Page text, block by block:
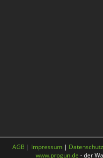
AGB | Impressum | Datenschutz
www.progun.de - der